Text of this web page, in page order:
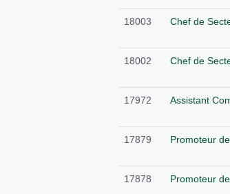
18003 Chef de
18002 Chef de
17972 Assistant
17879 Promoteur
17878 Promoteur